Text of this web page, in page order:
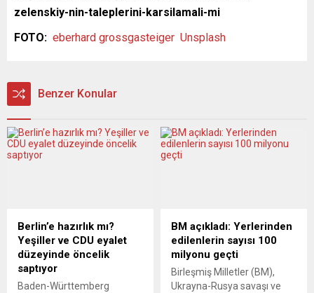
zelenskiy-nin-taleplerini-karsilamali-mi
FOTO: eberhard grossgasteiger Unsplash
Benzer Konular
Berlin’e hazırlık mı?
Yeşiller ve CDU eyalet
düzeyinde öncelik
saptıyor
Baden-Württemberg
BM açıkladı: Yerlerinden
edilenlerin sayısı 100
milyonu geçti
Birleşmiş Milletler (BM),
Ukrayna-Rusya savaşı ve